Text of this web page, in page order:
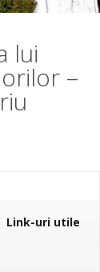
lui
–
Link-uri utile